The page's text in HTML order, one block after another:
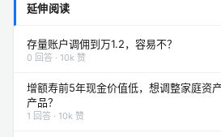
延伸阅读
存量账户调佣到万1.2，容易不？
0 回答 · 10k 赞
增额寿前5年现金价值低，想调整家庭资
产品？
1 回答 · 10k 赞